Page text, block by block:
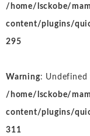
/home/lsckobe/
content/plugins/
295
Warning: Undefined
/home/lsckobe/
content/plugins/
311